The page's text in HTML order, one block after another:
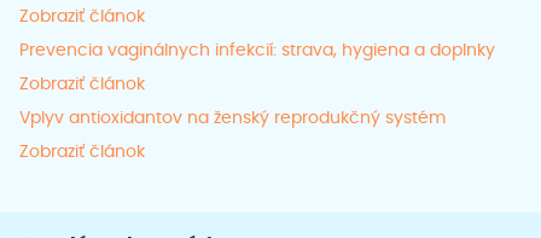
Zobraziť článok
Prevencia vaginálnych infekcií: strava, hygiena a doplnky
Zobraziť článok
Vplyv antioxidantov na ženský reprodukčný systém
Zobraziť článok